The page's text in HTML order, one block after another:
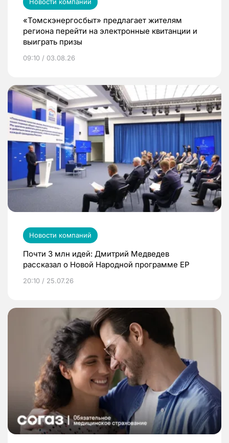
«Томскэнергосбыт» предлагает жителям
региона перейти на электронные квитанции и
выиграть призы
09:10 / 03.08.26
Новости компаний
Почти 3 млн идей: Дмитрий Медведев
рассказал о Новой Народной программе ЕР
20:10 / 25.07.26